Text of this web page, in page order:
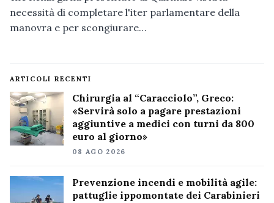
necessità di completare l'iter parlamentare della
manovra e per scongiurare…
ARTICOLI RECENTI
Chirurgia al “Caracciolo”, Greco:
«Servirà solo a pagare prestazioni
aggiuntive a medici con turni da 800
euro al giorno»
08 AGO 2026
Prevenzione incendi e mobilità agile:
pattuglie ippomontate dei Carabinieri